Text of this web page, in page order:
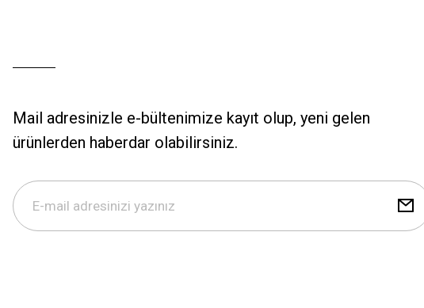
Mail adresinizle e-bültenimize kayıt olup, yeni gelen
ürünlerden haberdar olabilirsiniz.